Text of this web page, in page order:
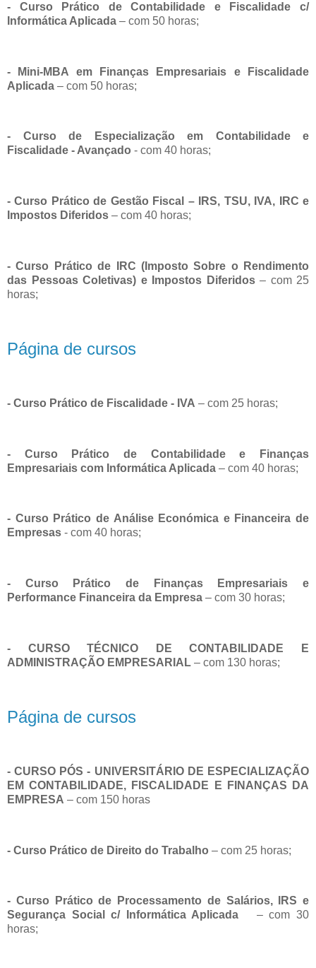
- Curso Prático de Contabilidade e Fiscalidade c/
Informática Aplicada – com 50 horas;
- Mini-MBA em Finanças Empresariais e Fiscalidade
Aplicada – com 50 horas;
- Curso de Especialização em Contabilidade e
Fiscalidade - Avançado - com 40 horas;
- Curso Prático de Gestão Fiscal – IRS, TSU, IVA, IRC e
Impostos Diferidos – com 40 horas;
- Curso Prático de IRC (Imposto Sobre o Rendimento
das Pessoas Coletivas) e Impostos Diferidos– com 25
horas;
Página de cursos
- Curso Prático de Fiscalidade - IVA – com 25 horas;
- Curso Prático de Contabilidade e Finanças
Empresariais com Informática Aplicada – com 40 horas;
- Curso Prático de Análise Económica e Financeira de
Empresas - com 40 horas;
- Curso Prático de Finanças Empresariais e
Performance Financeira da Empresa – com 30 horas;
- CURSO TÉCNICO DE CONTABILIDADE E
ADMINISTRAÇÃO EMPRESARIAL – com 130 horas;
Página de cursos
- CURSO PÓS - UNIVERSITÁRIO DE ESPECIALIZAÇÃO
EM CONTABILIDADE, FISCALIDADE E FINANÇAS DA
EMPRESA – com 150 horas
- Curso Prático de Direito do Trabalho – com 25 horas;
- Curso Prático de Processamento de Salários, IRS e
Segurança Social c/ Informática Aplicada – com 30
horas;